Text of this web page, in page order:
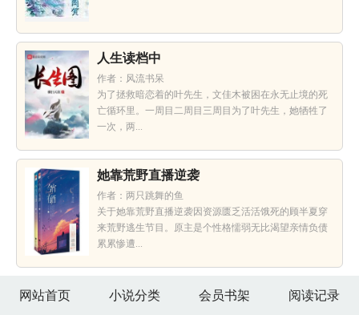
人生读档中
作者：风流书呆
为了拯救暗恋着的叶先生，文佳木被困在永无止境的死
亡循环里。一周目二周目三周目为了叶先生，她牺牲了
一次，两...
她靠荒野直播逆袭
作者：两只跳舞的鱼
关于她靠荒野直播逆袭因资源匮乏活活饿死的顾半夏穿
来荒野逃生节目。原主是个性格懦弱无比渴望亲情负债
累累惨遭...
网站首页 小说分类 会员书架 阅读记录